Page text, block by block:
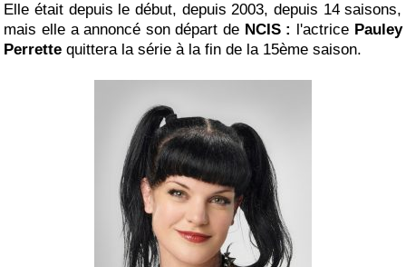
Elle était depuis le début, depuis 2003, depuis 14 saisons,
mais elle a annoncé son départ de NCIS : l'actrice Pauley
Perrettequittera la série à la fin de la 15ème saison.